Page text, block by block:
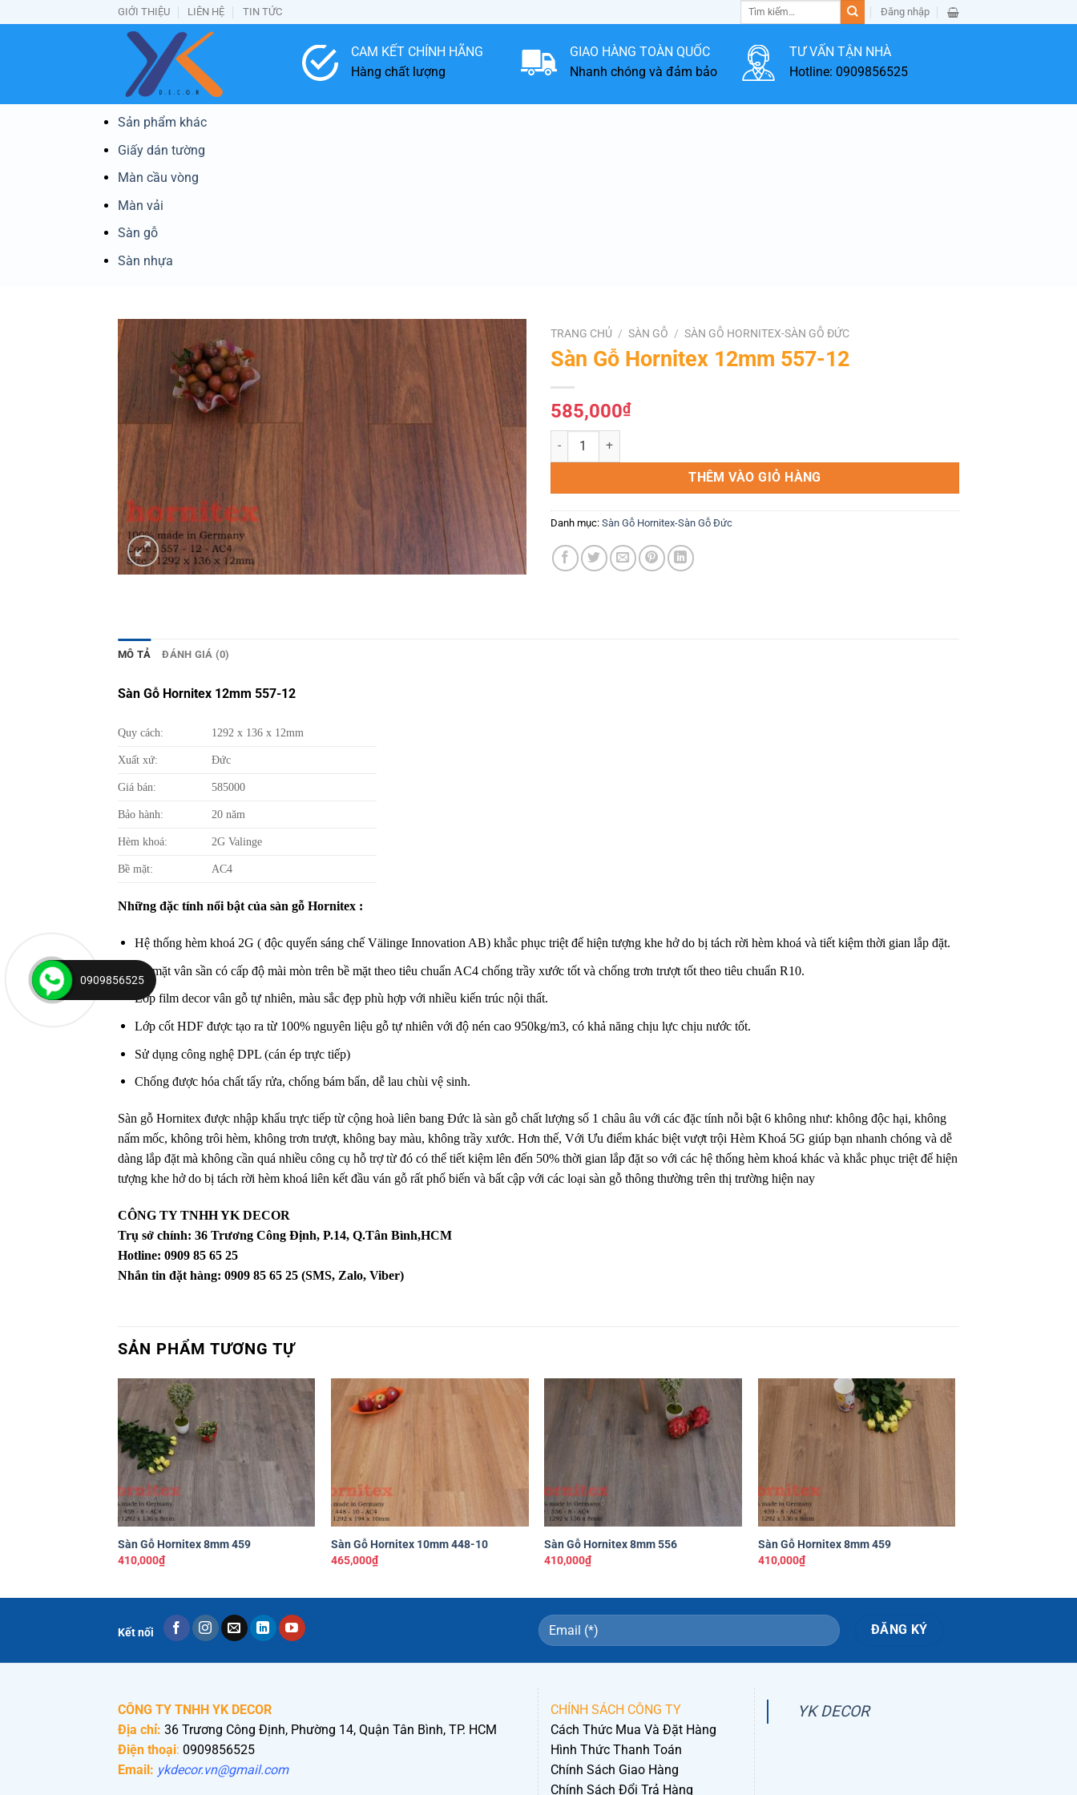
qua
GIỚI THIỆU LIÊN HỆ TIN TỨC
Tìm
Đăng nhập
CAM KẾT CHÍNH HÃNG
Hàng chất lượng
GIAO HÀNG TOÀN QUỐC
Nhanh chóng và đảm bảo
TƯ VẤN TẬN NHÀ
Hotline: 0909856525
Sản phẩm khác
Giấy dán tường
Màn cầu vòng
Màn vải
Sàn gỗ
Sàn nhựa
thích
TRANG CHỦ / SÀN GỖ / SÀN GỖ HORNITEX-SÀN GỖ ĐỨC
Sàn Gỗ Hornitex 12mm 557-12
585,000₫
Sàn Gỗ Hornitex 12mm 557-12 số lượng
THÊM VÀO GIỎ HÀNG
Danh mục: Sàn Gỗ Hornitex-Sàn Gỗ Đức
MÔ TẢ ĐÁNH GIÁ (0)
Sàn Gỗ Hornitex 12mm 557-12
Quy cách: 1292 x 136 x 12mm
Xuất xứ: Đức
Giá bán: 585000
Bảo hành: 20 năm
Hèm khoá: 2G Valinge
Bề mặt: AC4
Những đặc tính nổi bật của sàn gỗ Hornitex :
Hệ thống hèm khoá 2G ( độc quyến sáng chế Välinge Innovation AB) khắc phục triệt để hiện tượng khe hở do bị tách rời hèm khoá và tiết kiệm thời gian lắp đặt.
Bề mặt vân sần có cấp độ mài mòn trên bề mặt theo tiêu chuẩn AC4 chống trầy xước tốt và chống trơn trượt tốt theo tiêu chuẩn R10.
Lớp film decor vân gỗ tự nhiên, màu sắc đẹp phù hợp với nhiều kiến trúc nội thất.
Lớp cốt HDF được tạo ra từ 100% nguyên liệu gỗ tự nhiên với độ nén cao 950kg/m3, có khả năng chịu lực chịu nước tốt.
Sử dụng công nghệ DPL (cán ép trực tiếp)
Chống được hóa chất tẩy rửa, chống bám bẩn, dễ lau chùi vệ sinh.
Sàn gỗ Hornitex được nhập khẩu trực tiếp từ cộng hoà liên bang Đức là sàn gỗ chất lượng số 1 châu âu với các đặc tính nỗi bật 6 không như: không độc hại, không
nấm mốc, không trôi hèm, không trơn trượt, không bay màu, không trầy xước. Hơn thế, Với Ưu điểm khác biệt vượt trội Hèm Khoá 5G giúp bạn nhanh chóng và dễ
dàng lắp đặt mà không cần quá nhiều công cụ hỗ trợ từ đó có thể tiết kiệm lên đến 50% thời gian lắp đặt so với các hệ thống hèm khoá khác và khắc phục triệt để hiện
tượng khe hở do bị tách rời hèm khoá liên kết đầu ván gỗ rất phổ biến và bất cập với các loại sàn gỗ thông thường trên thị trường hiện nay
CÔNG TY TNHH YK DECOR
Trụ sở chính: 36 Trương Công Định, P.14, Q.Tân Bình,HCM
Hotline: 0909 85 65 25
Nhắn tin đặt hàng: 0909 85 65 25 (SMS, Zalo, Viber)
SẢN PHẨM TƯƠNG TỰ
Yêu
thích
+
Sàn Gỗ Hornitex 8mm 459
410,000₫
+
Sàn Gỗ Hornitex 10mm 448-10
465,000₫
Yêu
+
Sàn Gỗ Hornitex 8mm 556
410,000₫
thích
+
Sàn Gỗ Hornitex 8mm 459
410,000₫
Kết nối
CÔNG TY TNHH YK DECOR
Địa chỉ: 36 Trương Công Định, Phường 14, Quận Tân Bình, TP. HCM
Điện thoại: 0909856525
Email: ykdecor.vn@gmail.com
CHÍNH SÁCH CÔNG TY
Cách Thức Mua Và Đặt Hàng
Hình Thức Thanh Toán
Chính Sách Giao Hàng
Chính Sách Đổi Trả Hàng
YK DECOR
0909856525